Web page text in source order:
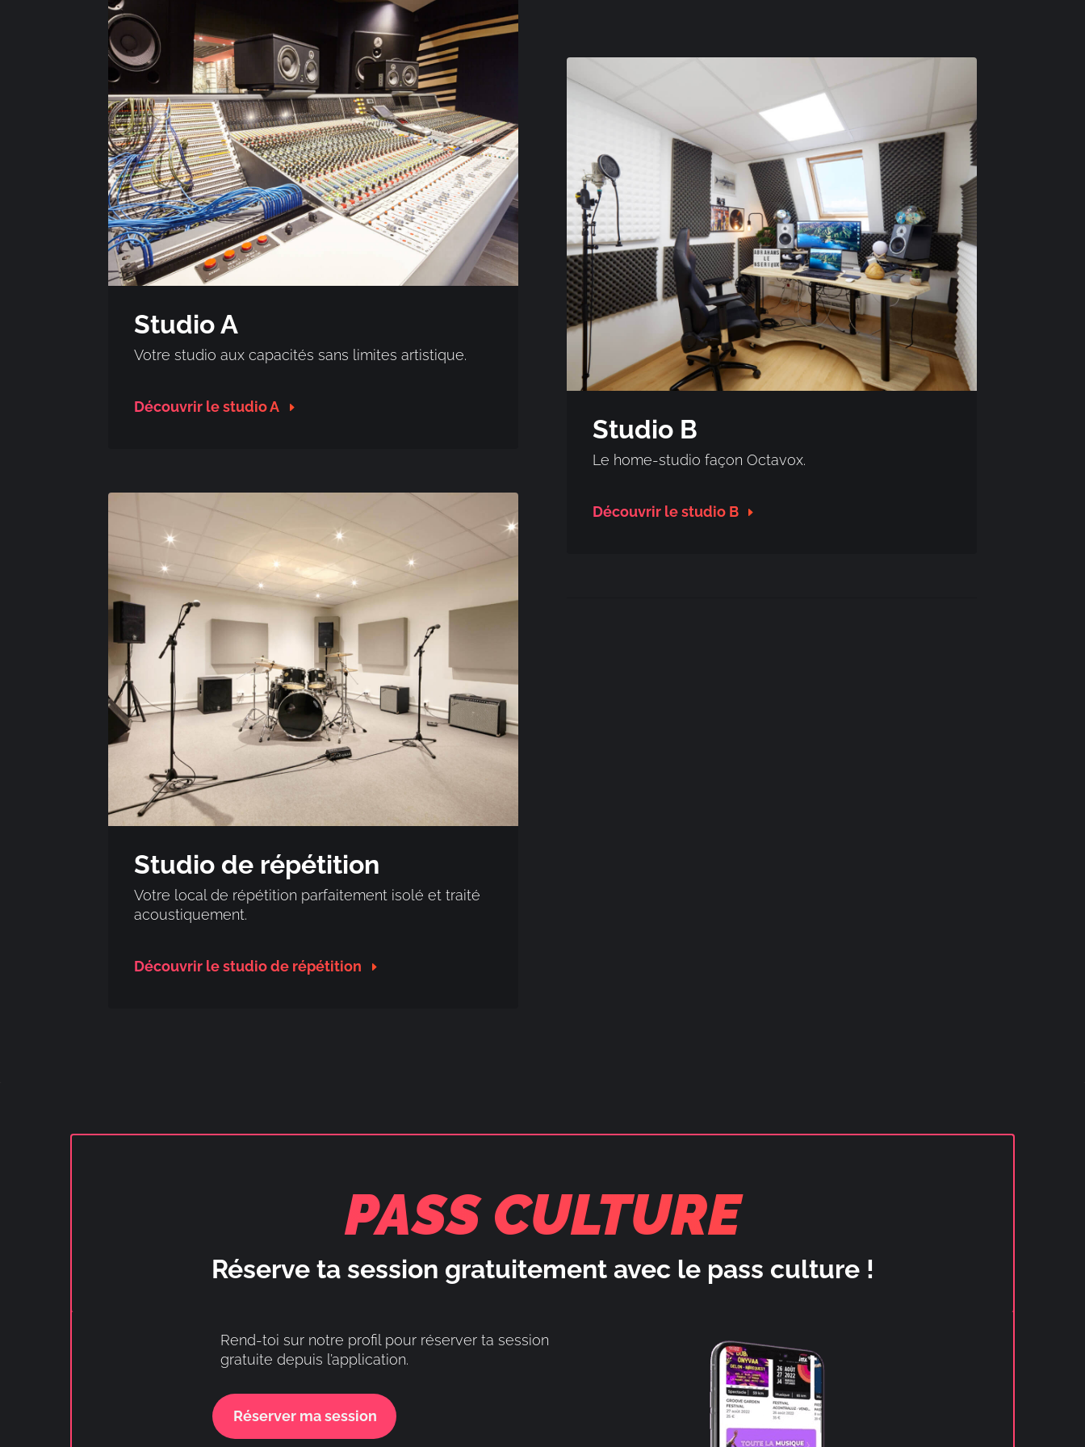
Studio A
Votre studio aux capacités sans limites artistique.
Découvrir le studio A
Studio B
Le home-studio façon Octavox.
Découvrir le studio B
Studio de répétition
Votre local de répétition parfaitement isolé et traité
acoustiquement.
Découvrir le studio de répétition
PASS CULTURE
Réserve ta session gratuitement avec le pass culture !
Rend-toi sur notre profil pour réserver ta session
gratuite depuis l’application.
Réserver ma session